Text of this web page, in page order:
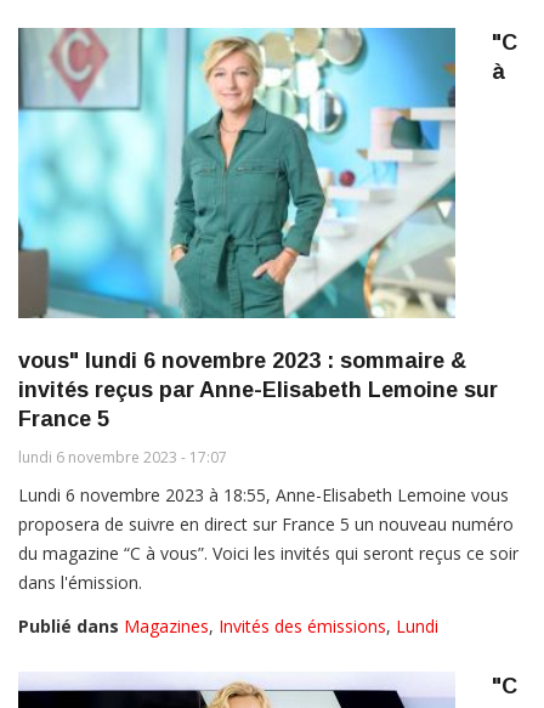
"C
à
vous" lundi 6 novembre 2023 : sommaire &
invités reçus par Anne-Elisabeth Lemoine sur
France 5
lundi 6 novembre 2023 - 17:07
Lundi 6 novembre 2023 à 18:55, Anne-Elisabeth Lemoine vous
proposera de suivre en direct sur France 5 un nouveau numéro
du magazine “C à vous”. Voici les invités qui seront reçus ce soir
dans l'émission.
Publié dans Magazines, Invités des émissions, Lundi
"C